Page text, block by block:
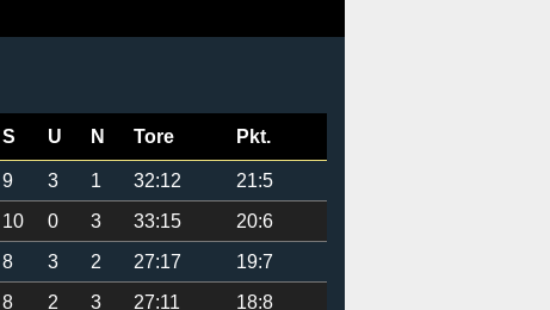
S U N Tore Pkt.
9 3 1 32:12
21:5
10 0 3 33:15
20:6
8 3 2 27:17
19:7
8 2 3 27:11
18:8